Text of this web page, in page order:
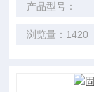
产品型号：
浏览量：1420